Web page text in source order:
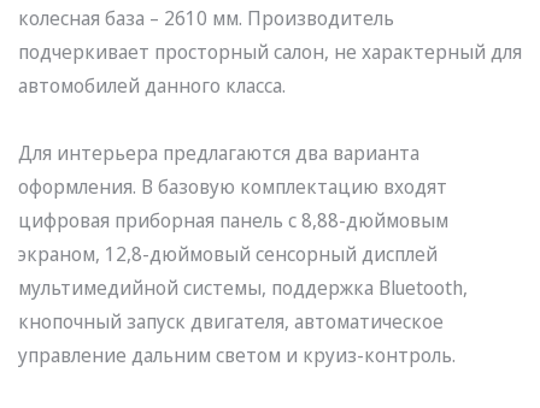
колесная база – 2610 мм. Производитель
подчеркивает просторный салон, не характерный для
автомобилей данного класса.
Для интерьера предлагаются два варианта
оформления. В базовую комплектацию входят
цифровая приборная панель с 8,88-дюймовым
экраном, 12,8-дюймовый сенсорный дисплей
мультимедийной системы, поддержка Bluetooth,
кнопочный запуск двигателя, автоматическое
управление дальним светом и круиз-контроль.